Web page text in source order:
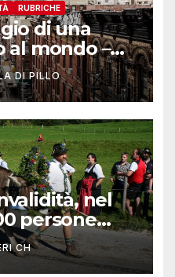
RUBRICHE
di una
al mondo –
DI PILLO
nel
persone
del
CH